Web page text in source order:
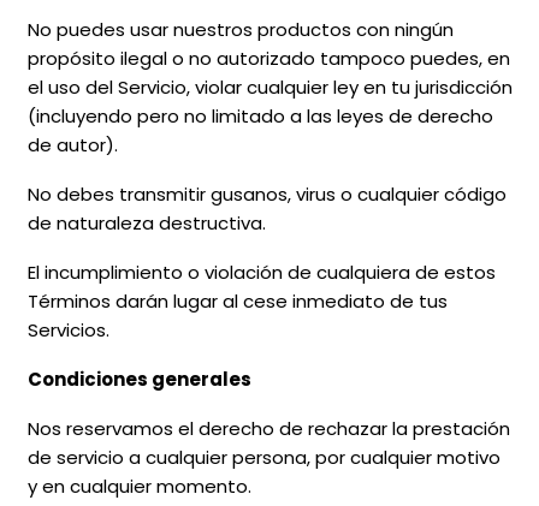
No puedes usar nuestros productos con ningún
propósito ilegal o no autorizado tampoco puedes, en
el uso del Servicio, violar cualquier ley en tu jurisdicción
(incluyendo pero no limitado a las leyes de derecho
de autor).
No debes transmitir gusanos, virus o cualquier código
de naturaleza destructiva.
El incumplimiento o violación de cualquiera de estos
Términos darán lugar al cese inmediato de tus
Servicios.
Condiciones generales
Nos reservamos el derecho de rechazar la prestación
de servicio a cualquier persona, por cualquier motivo
y en cualquier momento.